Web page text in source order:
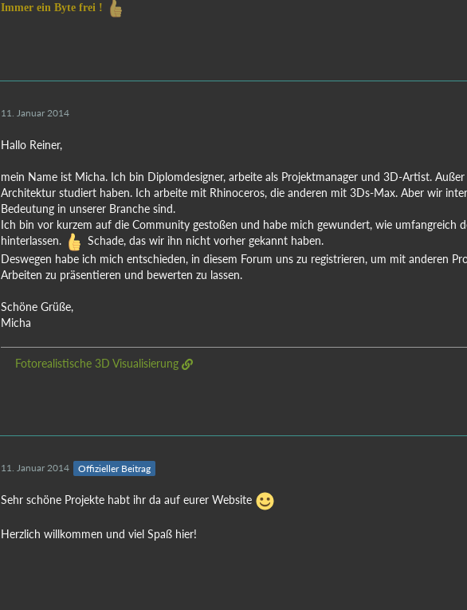
Immer ein Byte frei !
11. Januar 2014
Hallo Reiner,
mein Name ist Micha. Ich bin Diplomdesigner, arbeite als Projektmanager und 3D-Artist.
Architektur studiert haben. Ich arbeite mit Rhinoceros, die anderen mit 3Ds-Max. Aber wir
Bedeutung in unserer Branche sind.
Ich bin vor kurzem auf die Community gestoßen und habe mich gewundert, wie umfangreich
hinterlassen.
Schade, das wir ihn nicht vorher gekannt haben.
Deswegen habe ich mich entschieden, in diesem Forum uns zu registrieren, um mit anderen
Arbeiten zu präsentieren und bewerten zu lassen.
Schöne Grüße,
Micha
Fotorealistische 3D Visualisierung
11. Januar 2014 Offizieller Beitrag
Sehr schöne Projekte habt ihr da auf eurer Website
Herzlich willkommen und viel Spaß hier!